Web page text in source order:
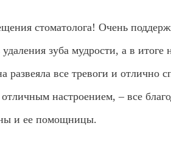
стоматолога! Очень
зуба мудрости, а в
развеяла все тревоги и отлично
настроением, – все
и ее помощницы.